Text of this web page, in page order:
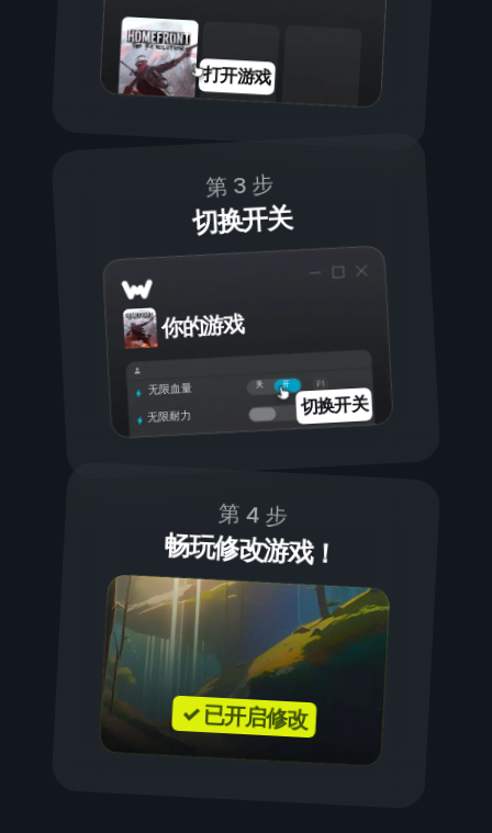
打开游戏
第 3 步
切换开关
你的游戏
开
关
无限血量
无限耐力
切换开关
第 4 步
畅玩修改游戏！
✓ 已开启修改